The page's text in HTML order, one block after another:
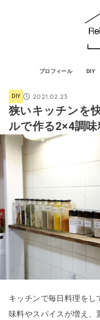
プロフィール DIY
DIY 2021.02.23
狭いキッチンを
ルで作る2×4調
キッチンで毎日料理を
味料やスパイスが増え、